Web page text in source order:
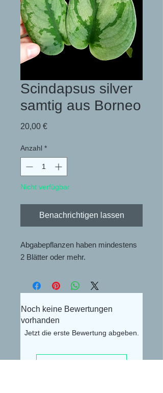
Scindapsus silver
samtig aus Borneo
20,00 €Preis
Anzahl *
Nicht verfügbar
Benachrichtigen lassen
Abgabepflanzen haben mindestens
2 Blätter oder mehr.
Noch keine Bewertungen
vorhanden
Jetzt die erste Bewertung abgeben.